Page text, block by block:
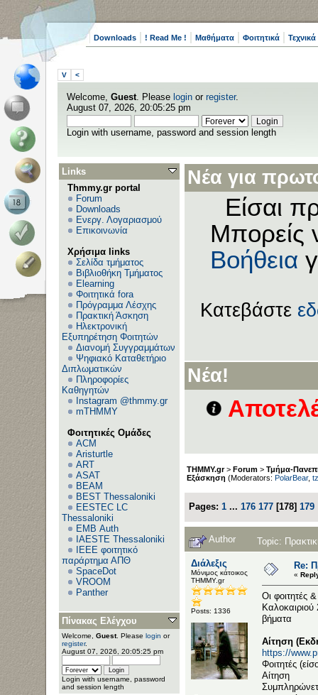
Downloads ! Read Me ! Μαθήματα Φοιτητικά
V <
Welcome, Guest. Please login or register.
August 07, 2026, 20:05:25 pm
Login with username, password and session length
Links
Thmmy.gr portal
Forum
Downloads
Ενεργ. Λογαριασμού
Επικοινωνία
Χρήσιμα links
Σελίδα τμήματος
Βιβλιοθήκη Τμήματος
Elearning
Φοιτητικά fora
Πρόγραμμα Λέσχης
Πρακτική Άσκηση
Ηλεκτρονική
Εξυπηρέτηση Φοιτητών
Διανομή Συγγραμμάτων
Ψηφιακό Καταθετήριο
Διπλωματικών
Πληροφορίες
Καθηγητών
Instagram @thmmy.gr
mTHMMY
Φοιτητικές Ομάδες
ACM
Aristurtle
ART
ASAT
BEAM
BEST Thessaloniki
EESTEC LC
Thessaloniki
EΜΒ Auth
IAESTE Thessaloniki
IEEE φοιτητικό
παράρτημα ΑΠΘ
SpaceDot
VROOM
Panther
Πίνακας Ελέγχου
Welcome, Guest. Please login or
register.
August 07, 2026, 20:05:25 pm
Login with username, password
and session length
Νέα για
Είσαι
Μπορείς
Βοήθεια
Κατεβάστε
Νέα!
THMMY.gr> Forum > Τμήμα-
Εξάσκηση (Moderators: PolarBear,
Pages: 1 ... 176 177 [178] 179
Author Topic:
Διάλεξις
Μόνιμος κάτοικος
ΤΗΜΜΥ.gr
Posts: 1336
Re:
«
Οι φοιτητές
βήματα
Αίτηση
https://
Φοιτητές
Αίτηση